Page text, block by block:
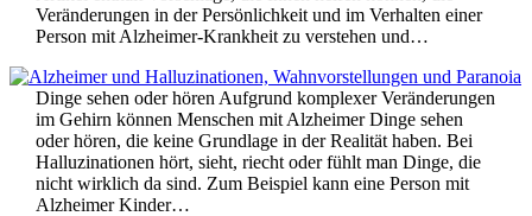
Veränderungen in der Persönlichkeit und im Verhalten einer
Person mit Alzheimer-Krankheit zu verstehen und…
Dinge sehen oder hören Aufgrund komplexer Veränderungen
im Gehirn können Menschen mit Alzheimer Dinge sehen
oder hören, die keine Grundlage in der Realität haben. Bei
Halluzinationen hört, sieht, riecht oder fühlt man Dinge, die
nicht wirklich da sind. Zum Beispiel kann eine Person mit
Alzheimer Kinder…